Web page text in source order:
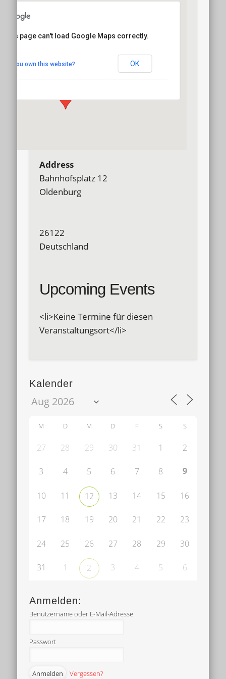
Bahnhofsplatz 12 - Oldenburg
This page can't load Google Maps correctly.
Do you own this website? OK
Address
Bahnhofsplatz 12
Oldenburg
26122
Deutschland
Upcoming Events
<li>Keine Termine für diesen
Veranstaltungsort</li>
Kalender
M D M D F S S
27 28 29 30 31 1 2
3 4 5 6 7 8 9
10 11 12 13 14 15 16
17 18 19 20 21 22 23
24 25 26 27 28 29 30
31 1 2 3 4 5 6
Anmelden:
Benutzername oder E-Mail-Adresse
Passwort
Vergessen?